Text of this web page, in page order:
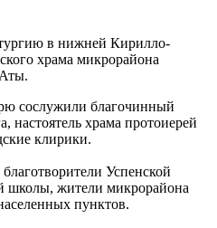
в нижней Кирилло-
храма микрорайона
сослужили благочинный
настоятель храма протоиерей
клирики.
Успенской
школы, жители микрорайона
пунктов.